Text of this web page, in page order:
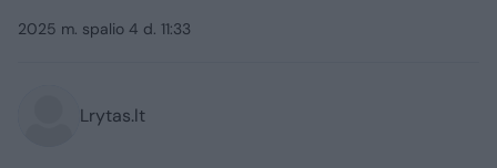
2025 m. spalio 4 d. 11:33
Lrytas.lt